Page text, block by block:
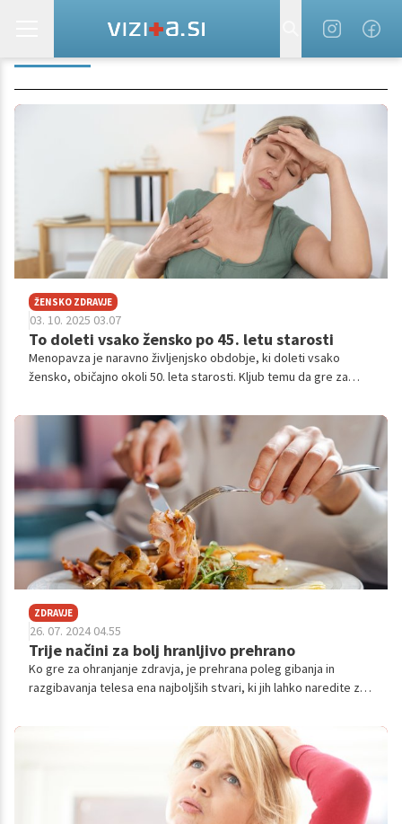
ŽENSKO ZDRAVJE
03. 10. 2025 03.07
To doleti vsako žensko po 45. letu starosti
Menopavza je naravno življenjsko obdobje, ki doleti vsako
žensko, običajno okoli 50. leta starosti. Kljub temu da gre za
prepričanj in mitov, ki lahko povzročajo zaskrbljenost ali
napačno samopodobo.
ZDRAVJE
26. 07. 2024 04.55
Trije načini za bolj hranljivo prehrano
Ko gre za ohranjanje zdravja, je prehrana poleg gibanja in
razgibavanja telesa ena najboljših stvari, ki jih lahko naredite za
povsem, kako začeti in nadaljevati, predstavljamo nekaj
preprostih sprememb, ki bodo koristile vašemu zdravju.